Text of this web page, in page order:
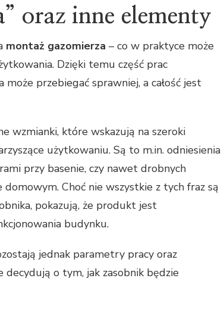
oraz inne elementy
montaż gazomierza – co w praktyce może
Dzięki temu część prac
przebiegać sprawniej, a całość jest
wzmianki, które wskazują na szeroki
użytkowaniu. Są to m.in. odniesienia
przy basenie, czy nawet drobnych
Choć nie wszystkie z tych fraz są
pokazują, że produkt jest
budynku.
jednak parametry pracy oraz
decydują o tym, jak zasobnik będzie